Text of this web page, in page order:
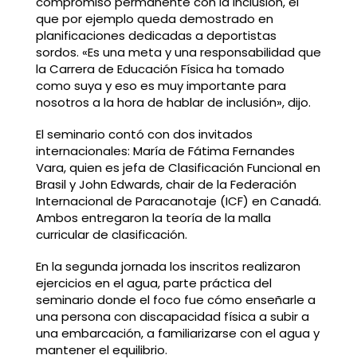
que por ejemplo queda demostrado en
planificaciones dedicadas a deportistas
sordos. «Es una meta y una responsabilidad que
la Carrera de Educación Física ha tomado
como suya y eso es muy importante para
nosotros a la hora de hablar de inclusión», dijo.
El seminario contó con dos invitados
internacionales: María de Fátima Fernandes
Vara, quien es jefa de Clasificación Funcional en
Brasil y John Edwards, chair de la Federación
Internacional de Paracanotaje (ICF) en Canadá.
Ambos entregaron la teoría de la malla
curricular de clasificación.
En la segunda jornada los inscritos realizaron
ejercicios en el agua, parte práctica del
seminario donde el foco fue cómo enseñarle a
una persona con discapacidad física a subir a
una embarcación, a familiarizarse con el agua y
mantener el equilibrio.